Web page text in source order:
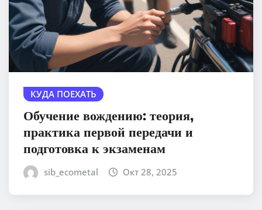
КУДА ПОЕХАТЬ
Обучение вождению: теория,
практика первой передачи и
подготовка к экзаменам
sib_ecometal Окт 28, 2025